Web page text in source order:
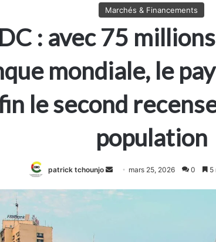
Marchés & Financements
: avec 75
mondiale, le
le second
population
patrick tchounjo
Envoyer
courriel
mars 25, 2026 0 5